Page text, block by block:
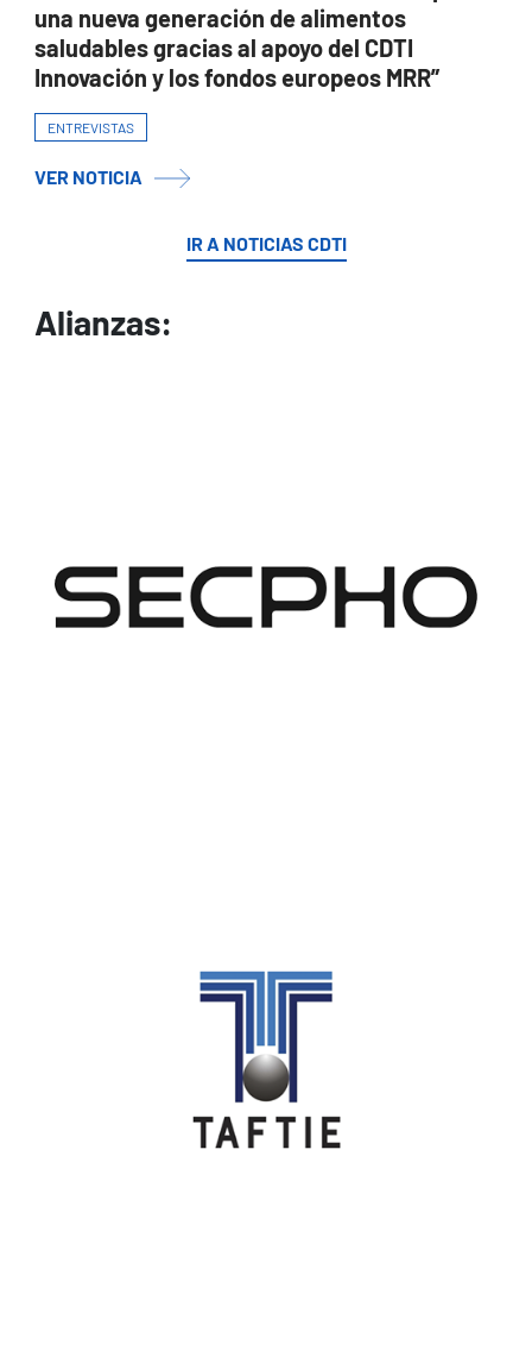
una nueva generación de alimentos
saludables gracias al apoyo del CDTI
Innovación y los fondos europeos MRR”
ENTREVISTAS
VER NOTICIA
IR A NOTICIAS CDTI
Alianzas: